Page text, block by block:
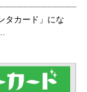
タカード」にな